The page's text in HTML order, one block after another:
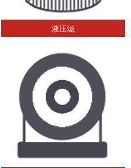
液压滤